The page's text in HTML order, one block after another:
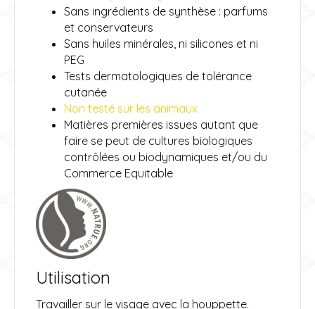
Sans ingrédients de synthèse : parfums
et conservateurs
Sans huiles minérales, ni silicones et ni
PEG
Tests dermatologiques de tolérance
cutanée
Non testé sur les animaux
Matières premières issues autant que
faire se peut de cultures biologiques
contrôlées ou biodynamiques et/ou du
Commerce Equitable
Utilisation
Travailler sur le visage avec la houppette.